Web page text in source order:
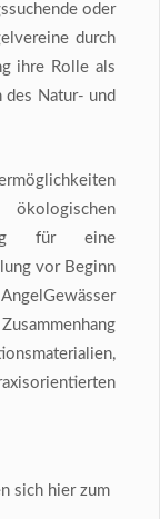
oder
durch
ihre Rolle als
Natur- und
für eine
vor Beginn
sich hier zum